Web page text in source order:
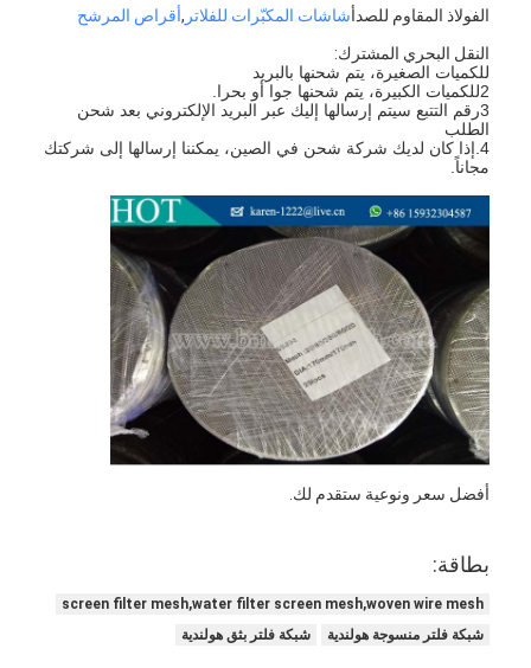
الفولاذ المقاوم للصدأ X Tend Mesh
شاشة مرشح البثق
حزمة شاشة الطارد
شبكة حبل الأسلاك
سياج ملعب الباديل
شبكة سلكية محبوكة
سلة غابيون الحجر
شبكة معدنية معمارية
شاشة ذبابة سلسلة الألومنيوم
فلتر جونسون سكرين
الفولاذ المقاوم للصدأشاشات المكبّرات للفلاتر ,أقراص المرشح
النقل البحري المشترك:
للكميات الصغيرة، يتم شحنها بالبريد
2للكميات الكبيرة، يتم شحنها جوا أو بحرا.
3رقم التتبع سيتم إرسالها إليك عبر البريد الإلكتروني بعد شحن
الطلب
4.إذا كان لديك شركة شحن في الصين، يمكننا إرسالها إلى شركتك
مجاناً.
أفضل سعر ونوعية ستقدم لك.
بطاقة:
screen filter mesh,water filter screen mesh,woven wire mesh
شبكة فلتر منسوجة هولندية
شبكة فلتر بثق هولندية